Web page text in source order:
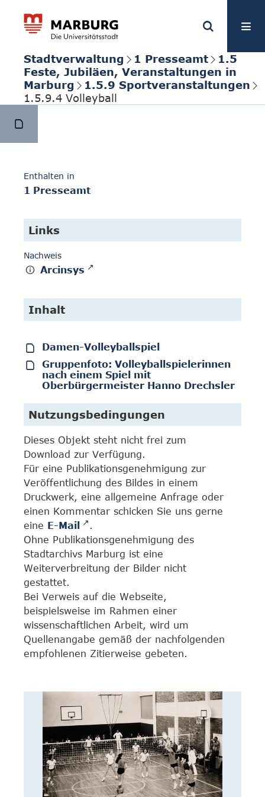
Stadtverwaltung 1 Presseamt
1.5
Feste, Jubiläen, Veranstaltungen in
Marburg
1.5.9 Sportveranstaltungen
1.5.9.4 Volleyball
Enthalten in
1 Presseamt
Links
Nachweis
Arcinsys
Inhalt
Damen-Volleyballspiel
Gruppenfoto: Volleyballspielerinnen
nach einem Spiel mit
Oberbürgermeister Hanno Drechsler
Nutzungsbedingungen
Dieses Objekt steht nicht frei zum
Download zur Verfügung.
Für eine Publikationsgenehmigung zur
Veröffentlichung des Bildes in einem
Druckwerk, eine allgemeine Anfrage oder
einen Kommentar schicken Sie uns gerne
eine E-Mail
.
Ohne Publikationsgenehmigung des
Stadtarchivs Marburg ist eine
Weiterverbreitung der Bilder nicht
gestattet.
Bei Verweis auf die Webseite,
beispielsweise im Rahmen einer
wissenschaftlichen Arbeit, wird um
Quellenangabe gemäß der nachfolgenden
empfohlenen Zitierweise gebeten.